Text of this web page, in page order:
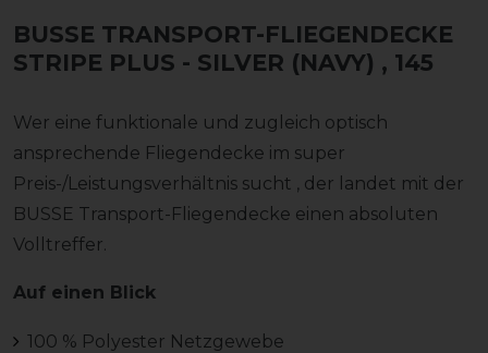
BUSSE TRANSPORT-FLIEGENDECKE
STRIPE PLUS - SILVER (NAVY) , 145
Wer eine funktionale und zugleich optisch
ansprechende Fliegendecke im super
Preis-/Leistungsverhältnis sucht , der landet mit der
BUSSE Transport-Fliegendecke einen absoluten
Volltreffer.
Auf einen Blick
100 % Polyester Netzgewebe